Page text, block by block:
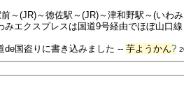
～(JR)～徳佐駅～(JR)～津和野駅～(い
エクスプレスは国道9号経由でほぼ山
de国盗りに書き込みました --芋ようかん?